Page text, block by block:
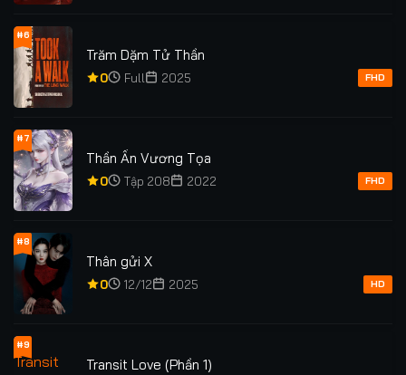
#6
Trăm Dặm Tử Thần
0 Full 2025 FHD
#7
Thần Ấn Vương Tọa
0 Tập 208 2022 FHD
#8
Thân gửi X
0 12/12 2025 HD
#9
Transit Love (Phần 1)